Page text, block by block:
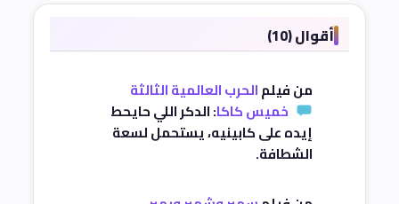
أقوال (10)
من فيلمالحرب العالمية الثالثة
خميس كاكا: الدكر اللي حايحط
إيده على كابينيه، يستحمل لسعة
الشطافة.